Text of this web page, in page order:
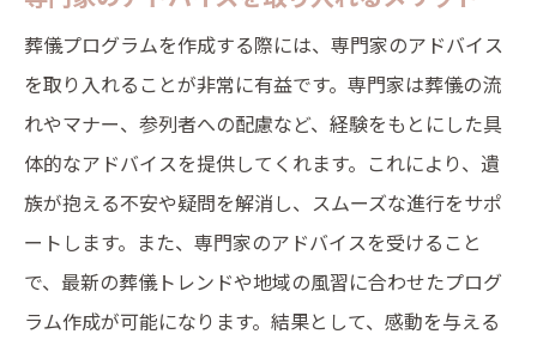
葬儀プログラムを作成する際には、専門家のアドバイス
を取り入れることが非常に有益です。専門家は葬儀の流
れやマナー、参列者への配慮など、経験をもとにした具
体的なアドバイスを提供してくれます。これにより、遺
族が抱える不安や疑問を解消し、スムーズな進行をサポ
ートします。また、専門家のアドバイスを受けること
で、最新の葬儀トレンドや地域の風習に合わせたプログ
ラム作成が可能になります。結果として、感動を与える